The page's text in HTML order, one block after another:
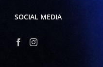
SOCIAL MEDIA